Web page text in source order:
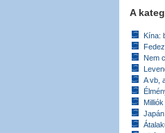
A
Kína:
Nem
A vb,